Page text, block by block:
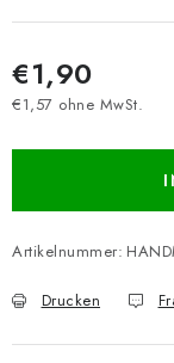
€1,90
€1,57 ohne MwSt.
Artikelnummer:
Drucken